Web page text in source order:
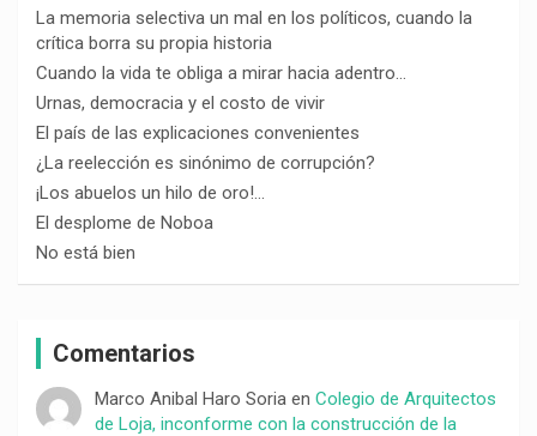
La memoria selectiva un mal en los políticos, cuando la
crítica borra su propia historia
Cuando la vida te obliga a mirar hacia adentro…
Urnas, democracia y el costo de vivir
El país de las explicaciones convenientes
¿La reelección es sinónimo de corrupción?
¡Los abuelos un hilo de oro!…
El desplome de Noboa
No está bien
Comentarios
Marco Anibal Haro Soria en Colegio de Arquitectos
de Loja, inconforme con la construcción de la